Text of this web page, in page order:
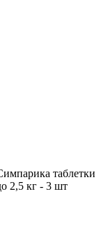
таблетки
2,5 кг - 3 шт